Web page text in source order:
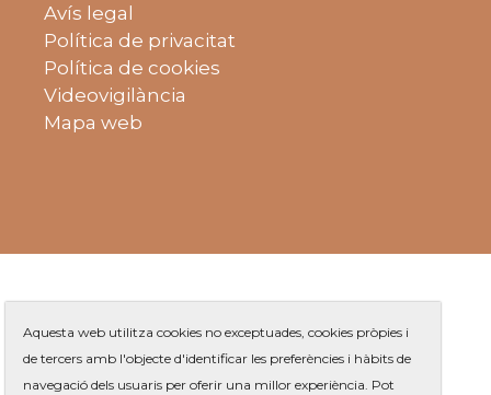
Avís legal
Política de privacitat
Política de cookies
Videovigilància
Mapa web
Aquesta web utilitza cookies no exceptuades, cookies pròpies i
de tercers amb l'objecte d'identificar les preferències i hàbits de
navegació dels usuaris per oferir una millor experiència. Pot